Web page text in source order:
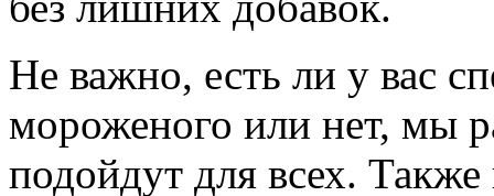
Не важно, есть ли у вас
мороженого или нет, мы
подойдут для всех. Также